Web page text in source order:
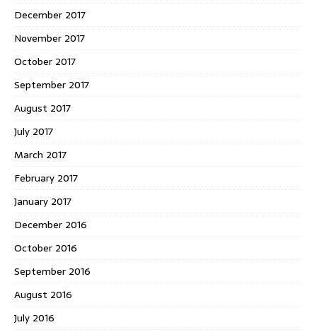
December 2017
November 2017
October 2017
September 2017
August 2017
July 2017
March 2017
February 2017
January 2017
December 2016
October 2016
September 2016
August 2016
July 2016